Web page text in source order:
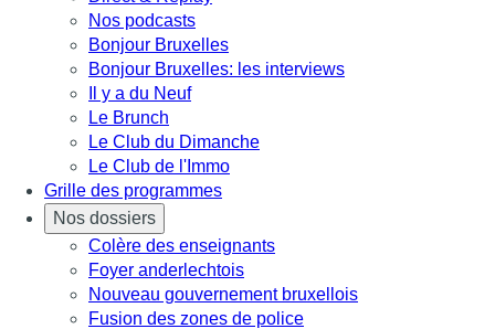
Nos podcasts
Bonjour Bruxelles
Bonjour Bruxelles: les interviews
Il y a du Neuf
Le Brunch
Le Club du Dimanche
Le Club de l'Immo
Grille des programmes
Nos dossiers
Colère des enseignants
Foyer anderlechtois
Nouveau gouvernement bruxellois
Fusion des zones de police